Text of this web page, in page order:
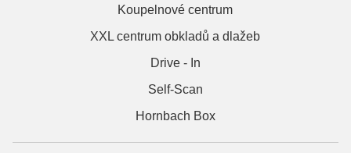
Koupelnové centrum
XXL centrum obkladů a dlažeb
Drive - In
Self-Scan
Hornbach Box